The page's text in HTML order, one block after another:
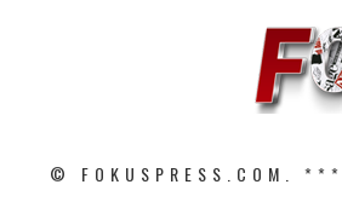
© FOKUSPRESS.COM. ***